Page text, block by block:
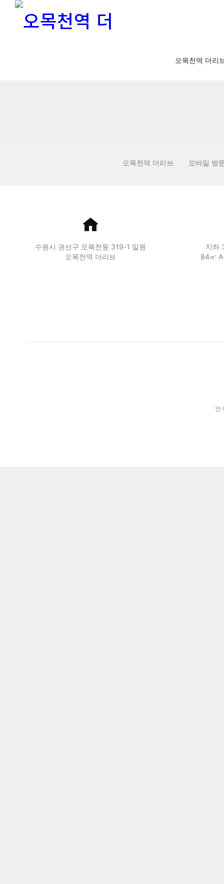
오목천역 더리
오목천역 더리브 모바일 방
수원시 권선구 오목천동 319-1 일원
오목천역 더리브
지하
84㎡
인